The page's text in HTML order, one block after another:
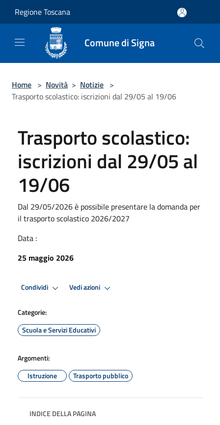
Regione Toscana
Comune di Signa
Home > Novità > Notizie >
Trasporto scolastico: iscrizioni dal 29/05 al 19/06
Trasporto scolastico:
iscrizioni dal 29/05 al
19/06
Dal 29/05/2026 è possibile presentare la domanda per
il trasporto scolastico 2026/2027
Data :
25 maggio 2026
Condividi Vedi azioni
Categorie:
Scuola e Servizi Educativi
Argomenti:
Istruzione
Trasporto pubblico
INDICE DELLA PAGINA